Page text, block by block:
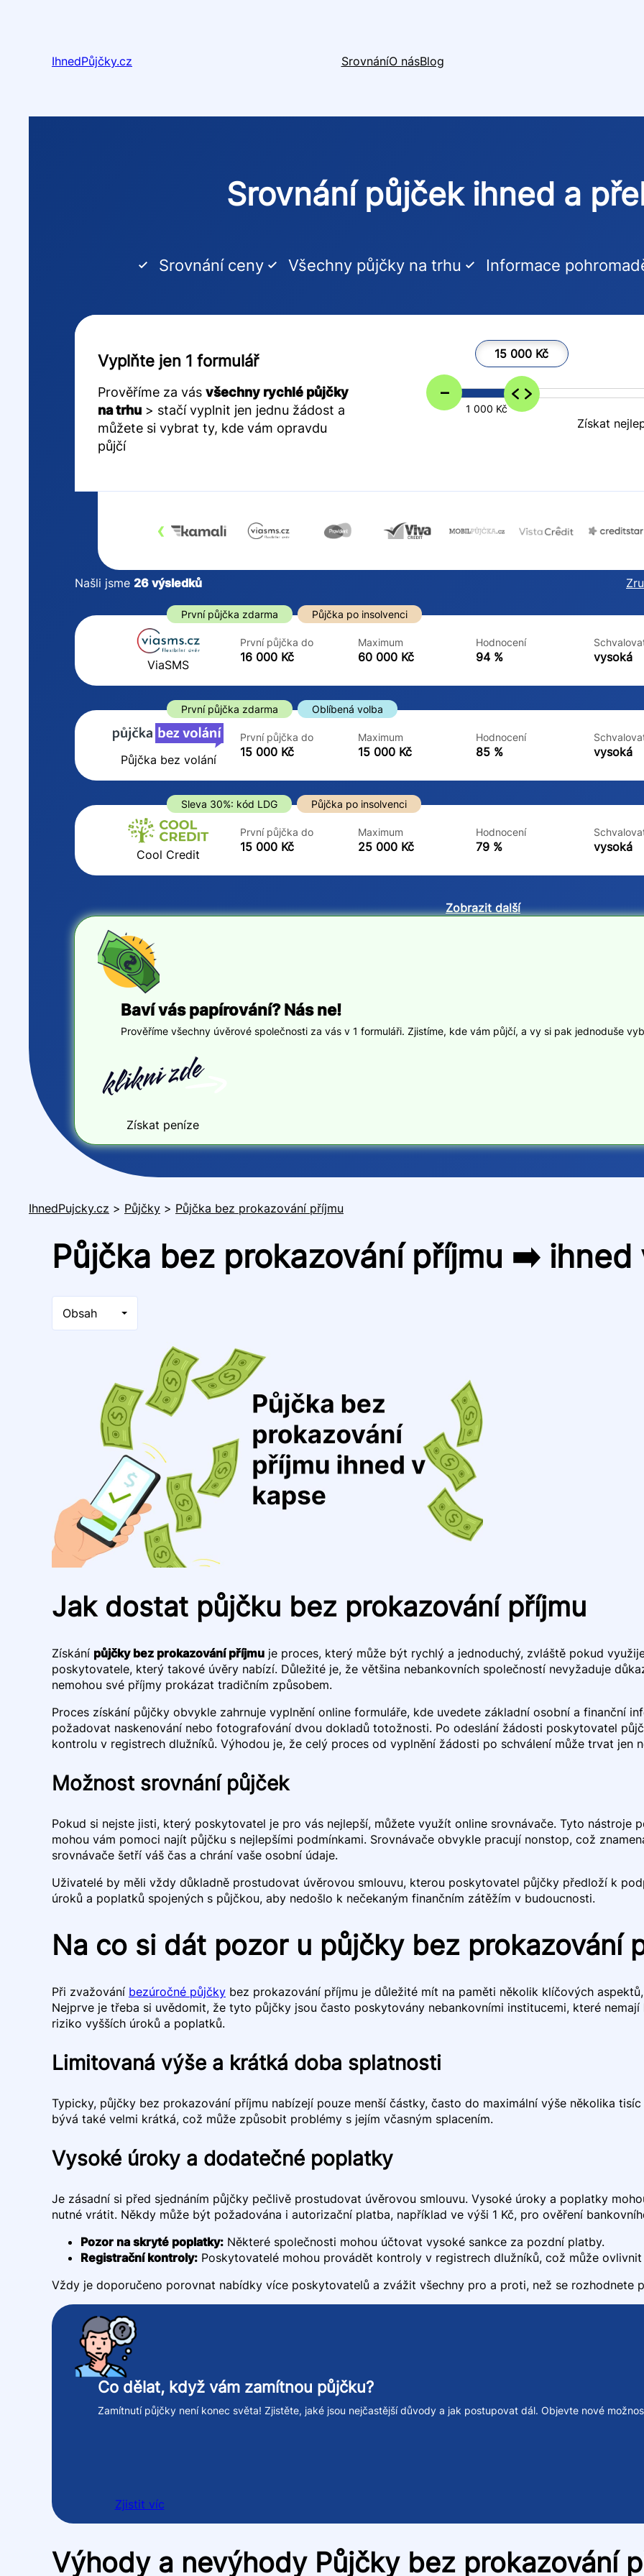
IhnedPůjčky.cz
SrovnáníO násBlog
Srovnání půjček ihned a
Srovnání ceny Všechny půjčky na trhu Informace
Vyplňte jen 1 formulář
Prověříme za vás všechny rychlé půjčky
na trhu > stačí vyplnit jen jednu žádost a
můžete si vybrat ty, kde vám opravdu
půjčí
15 000 Kč
–
1 000 Kč
Získat
‹
Od
Do
První půjčka zdarma
ano
Ve zkušebce
Našli jsme 26 výsledků
První půjčka zdarma Půjčka po insolvenci
ViaSMS
První půjčka do
16 000 Kč
Maximum
60 000 Kč
Hodnocení
94 % vysoká
První půjčka zdarma Oblíbená volba
Půjčka bez volání
První půjčka do
15 000 Kč
Maximum
15 000 Kč
Hodnocení
85 % vysoká
Sleva 30%: kód LDG Půjčka po insolvenci
Cool Credit
První půjčka do
15 000 Kč
Maximum
25 000 Kč
Hodnocení
79 % vysoká
Zobrazit další
Baví vás papírování? Nás ne!
Prověříme všechny úvěrové společnosti za vás v 1 formuláři. Zjistíme, kde vám půjčí, a vy si pak jednoduše
Získat peníze
IhnedPujcky.cz > Půjčky > Půjčka bez prokazování příjmu
Půjčka bez prokazování příjmu ➡️ ihned
Obsah
Jak dostat půjčku bez prokazování příjmu
Získání půjčky bez prokazování příjmu je proces, který může být rychlý a jednoduchý, zvláště pokud
poskytovatele, který takové úvěry nabízí. Důležité je, že většina nebankovních společností nevyžaduje
nemohou své příjmy prokázat tradičním způsobem.
Proces získání půjčky obvykle zahrnuje vyplnění online formuláře, kde uvedete základní osobní a finanční
požadovat naskenování nebo fotografování dvou dokladů totožnosti. Po odeslání žádosti poskytovatel
kontrolu v registrech dlužníků. Výhodou je, že celý proces od vyplnění žádosti po schválení může trvat jen
Možnost srovnání půjček
Pokud si nejste jisti, který poskytovatel je pro vás nejlepší, můžete využít online srovnávače. Tyto nástroje
mohou vám pomoci najít půjčku s nejlepšími podmínkami. Srovnávače obvykle pracují nonstop, což
srovnávače šetří váš čas a chrání vaše osobní údaje.
Uživatelé by měli vždy důkladně prostudovat úvěrovou smlouvu, kterou poskytovatel půjčky předloží k
úroků a poplatků spojených s půjčkou, aby nedošlo k nečekaným finančním zátěžím v budoucnosti.
Na co si dát pozor u půjčky bez prokazování
Při zvažování bezúročné půjčky bez prokazování příjmu je důležité mít na paměti několik klíčových
Nejprve je třeba si uvědomit, že tyto půjčky jsou často poskytovány nebankovními institucemi, které
riziko vyšších úroků a poplatků.
Limitovaná výše a krátká doba splatnosti
Typicky, půjčky bez prokazování příjmu nabízejí pouze menší částky, často do maximální výše několika
bývá také velmi krátká, což může způsobit problémy s jejím včasným splacením.
Vysoké úroky a dodatečné poplatky
Je zásadní si před sjednáním půjčky pečlivě prostudovat úvěrovou smlouvu. Vysoké úroky a poplatky
nutné vrátit. Někdy může být požadována i autorizační platba, například ve výši 1 Kč, pro ověření
Pozor na skryté poplatky: Některé společnosti mohou účtovat vysoké sankce za pozdní platby.
Registrační kontroly: Poskytovatelé mohou provádět kontroly v registrech dlužníků, což může
Vždy je doporučeno porovnat nabídky více poskytovatelů a zvážit všechny pro a proti, než se rozhodnete
Co dělat, když vám zamítnou půjčku?
Zamítnutí půjčky není konec světa! Zjistěte, jaké jsou nejčastější důvody a jak postupovat dál. Objevte nové
Zjistit víc
Výhody a nevýhody Půjčky bez prokazování